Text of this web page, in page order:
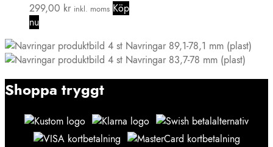
299,00 kr inkl. moms Köp
nu
4 st Navringar 89,1-78,1 mm (plast)
4 st Navringar 83,7-78 mm (plast)
Shoppa tryggt